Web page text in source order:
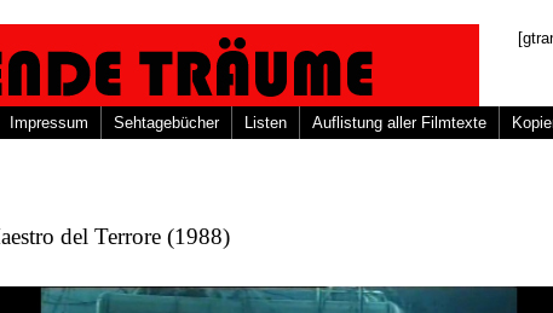
Impressum Sehtagebücher Listen Auflistung aller Filmtexte
del Terrore (1988)